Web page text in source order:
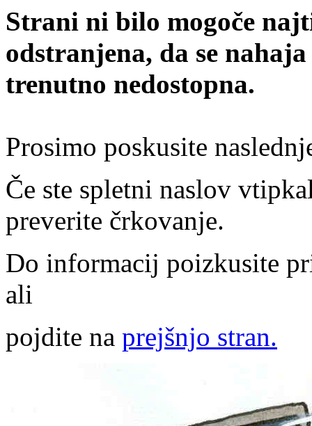
Strani ni bilo mogoče
odstranjena, da se
trenutno nedostopna.
Prosimo poskusite
Če ste spletni naslov
preverite črkovanje.
Do informacij poizkusite
ali
pojdite na prejšnjo stran.